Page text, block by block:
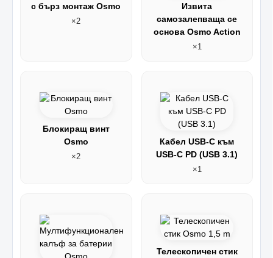
с бърз монтаж Osmo
×2
Извита
самозалепваща се
основа Osmo Action
×1
Блокиращ винт
Osmo
×2
Кабел USB-C към
USB-C PD (USB 3.1)
×1
Телескопичен стик